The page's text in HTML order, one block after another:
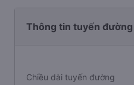
Thông tin tuyến
Chiều dài tuyến đường